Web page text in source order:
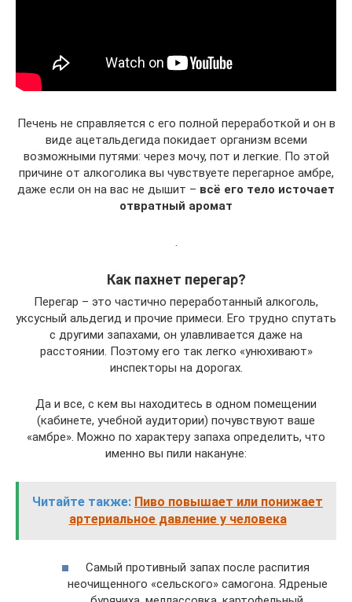
Печень не справляется с его полной переработкой и он в
виде ацетальдегида покидает организм всеми
возможными путями: через мочу, пот и легкие. По этой
причине от алкоголика вы чувствуете перегарное амбре,
даже если он на вас не дышит – всё его тело источает
отвратный аромат
Как пахнет перегар?
Перегар – это частично переработанный алкоголь,
уксусный альдегид и прочие примеси. Его трудно спутать
с другими запахами, он улавливается даже на
расстоянии. Поэтому его так легко «унюхивают»
инспекторы на дорогах.
Да и все, с кем вы находитесь в одном помещении
(кабинете, учебной аудитории) почувствуют ваше
«амбре». Можно по характеру запаха определить, что
именно вы пили накануне:
Читайте также: Пиво повышает или понижает
артериальное давление у человека
Самый противный запах после распития
неочищенного «сельского» самогона. Ядреные